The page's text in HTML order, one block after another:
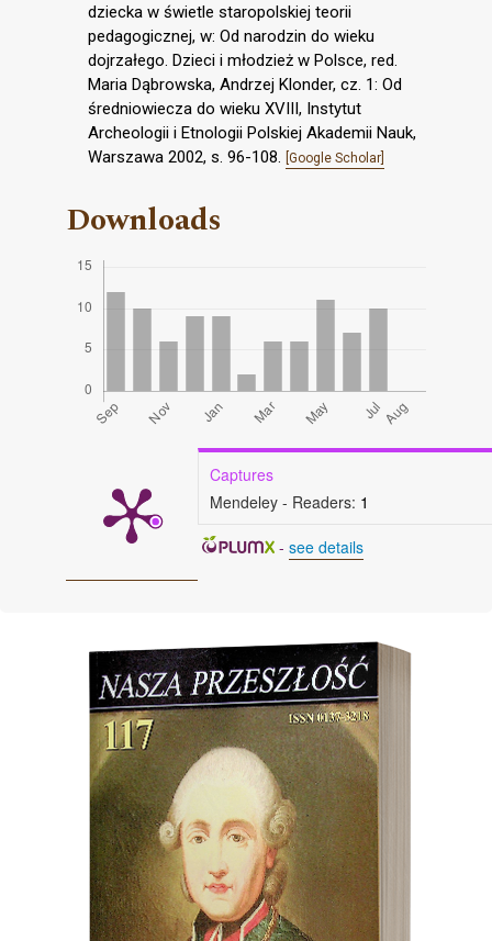
dziecka w świetle staropolskiej teorii
pedagogicznej, w: Od narodzin do wieku
dojrzałego. Dzieci i młodzież w Polsce, red.
Maria Dąbrowska, Andrzej Klonder, cz. 1: Od
średniowiecza do wieku XVIII, Instytut
Archeologii i Etnologii Polskiej Akademii Nauk,
Warszawa 2002, s. 96-108. [Google Scholar]
Downloads
Captures
Mendeley - Readers: 1
- see details